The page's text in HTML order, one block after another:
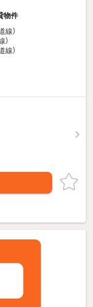
物件
線）
）
線）